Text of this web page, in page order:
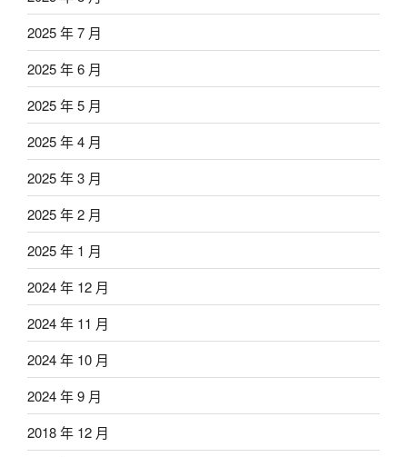
2025 年 7 月
2025 年 6 月
2025 年 5 月
2025 年 4 月
2025 年 3 月
2025 年 2 月
2025 年 1 月
2024 年 12 月
2024 年 11 月
2024 年 10 月
2024 年 9 月
2018 年 12 月